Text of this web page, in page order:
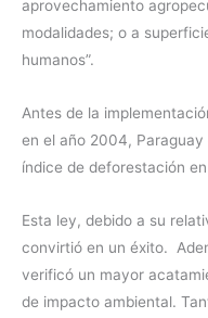
aprovechamiento
modalidades; o a
humanos”.
Antes de la
en el año 2004,
índice de deforestación
Esta ley, debido a su
convirtió en un éxito.
verificó un mayor
de impacto ambiental.